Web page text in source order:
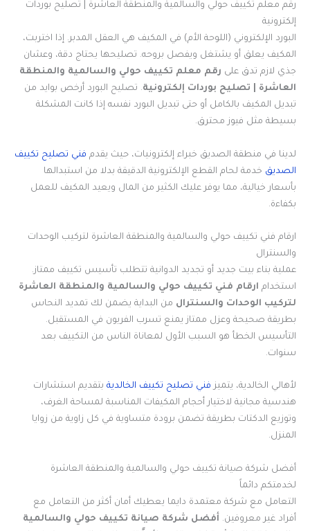
رقم معلم تكييف حولي والسالمية والمنطقة العاشرة | تصليح بوردات
إلكترونية
البورد الإلكتروني (اللوحة الأم) في المكيف هي العقل المدبر. إذا اختربت،
المكيف يعلق أو يشتغل ويفصل بروحه. تصليحها يحتاج دقة، وعشان
جذي لازم تدق على رقم معلم تكييف حولي والسالمية والمنطقة
العاشرة | تصليح بوردات إلكترونية. تصليح البورد أرخص بوايد من
تبديل المكيف بالكامل أو حتى تبديل البورد نفسه إذا كانت المشكلة
بسيطة مثل فيوز محترق.
لدينا في منطقة الصديق خبراء إلكترونيات، حيث يقدم فني تصليح تكييف
الصديق خدمة لحام القطع الإلكترونية الدقيقة بدلا من استبدالها
بأسعار خيالية، مما يوفر عليك الكثير من المال ويعيد المكيف للعمل
بكفاءة.
ارقام فني تكييف حولي والسالمية والمنطقة العاشرة لتركيب الوحدات
والسنترال
عملية بناء بيت جديد أو تجديد الدوانية تتطلب تأسيس تكييف ممتاز.
استخدام ارقام فني تكييف حولي والسالمية والمنطقة العاشرة
لتركيب الوحدات والسنترال من البداية يضمن لك تمديد النحاس
بطريقة صحيحة وعزل ممتاز يمنع تسرب الفريون في المستقبل.
التأسيس الخطأ هو السبب الأول لمعاناة الناس من التكييف بعد
سنوات.
لأهالي الخالدية، يتميز فني تصليح تكييف الخالدية بتقديم استشارات
هندسية مجانية لاختيار أحجام المكيفات المناسبة لمساحة الغرف،
وتوزيع الدكتات بطريقة تضمن برودة متساوية في كل زاوية من زوايا
المنزل.
أفضل شركة صيانة تكييف حولي والسالمية والمنطقة العاشرة
لخدمتكم دائماً
التعامل مع شركة معتمدة دايما يعطيك أمان أكثر من التعامل مع
أفراد غير معروفين. أفضل شركة صيانة تكييف حولي والسالمية